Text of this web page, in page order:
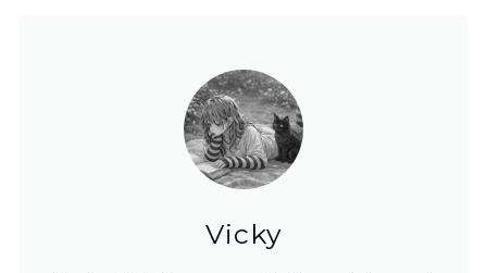
Vicky